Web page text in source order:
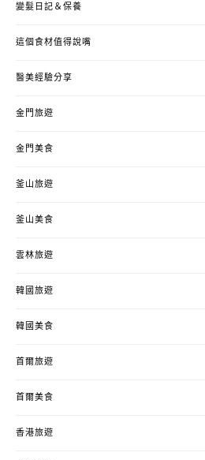
變髮日記＆保養
這個食材值得說嘴
醫美經驗分享
金門旅遊
金門美食
釜山旅遊
釜山美食
雲林旅遊
韓國旅遊
韓國美食
首爾旅遊
首爾美食
香港旅遊